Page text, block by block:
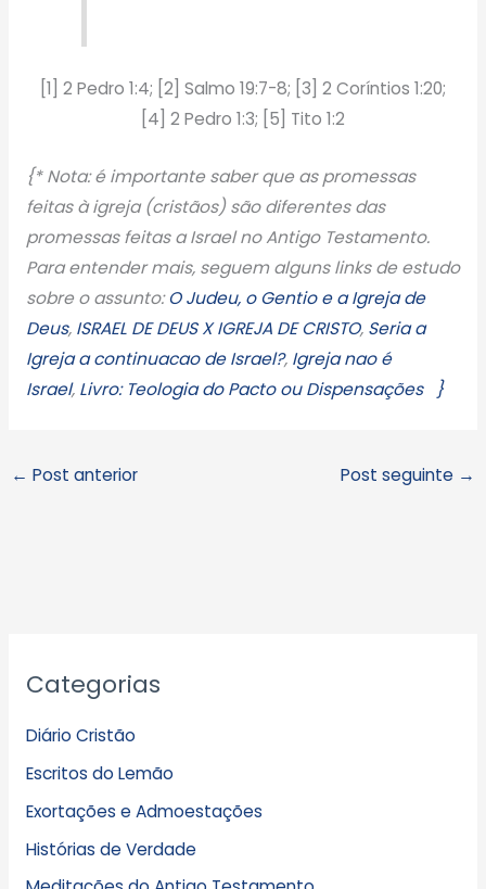
[1] 2 Pedro 1:4; [2] Salmo 19:7-8; [3] 2 Coríntios 1:20;
[4] 2 Pedro 1:3; [5] Tito 1:2
{* Nota: é importante saber que as promessas
feitas à igreja (cristãos) são diferentes das
promessas feitas a Israel no Antigo Testamento.
Para entender mais, seguem alguns links de estudo
sobre o assunto:O Judeu, o Gentio e a Igreja de
Deus, ISRAEL DE DEUS X IGREJA DE CRISTO, Seria a
Igreja a continuacao de Israel?, Igreja nao é
Israel, Livro: Teologia do Pacto ou Dispensações }
← Post anterior Post seguinte →
Categorias
Diário Cristão
Escritos do Lemão
Exortações e Admoestações
Histórias de Verdade
r
i
v
o